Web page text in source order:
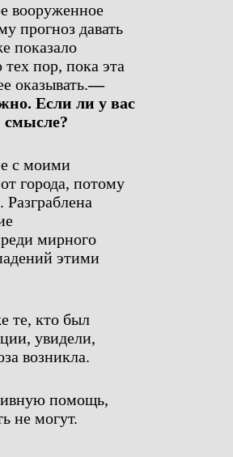
вооруженное
прогноз давать
показало
пор, пока эта
оказывать.—
Если ли у вас
смысле?
с моими
города, потому
мирного
этими
те, кто был
увидели,
возникла.
помощь,
не могут.